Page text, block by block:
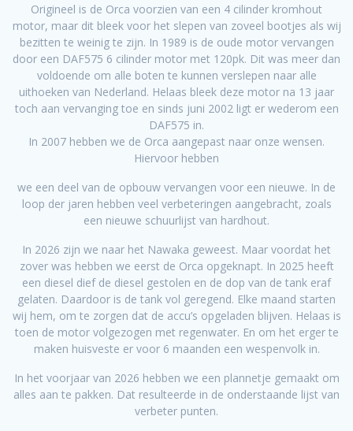
Origineel is de Orca voorzien van een 4 cilinder kromhout
motor, maar dit bleek voor het slepen van zoveel bootjes als wij
bezitten te weinig te zijn. In 1989 is de oude motor vervangen
door een DAF575 6 cilinder motor met 120pk. Dit was meer dan
voldoende om alle boten te kunnen verslepen naar alle
uithoeken van Nederland. Helaas bleek deze motor na 13 jaar
toch aan vervanging toe en sinds juni 2002 ligt er wederom een
DAF575 in.
In 2007 hebben we de Orca aangepast naar onze wensen.
Hiervoor hebben
we een deel van de opbouw vervangen voor een nieuwe. In de
loop der jaren hebben veel verbeteringen aangebracht, zoals
een nieuwe schuurlijst van hardhout.
In 2026 zijn we naar het Nawaka geweest. Maar voordat het
zover was hebben we eerst de Orca opgeknapt. In 2025 heeft
een diesel dief de diesel gestolen en de dop van de tank eraf
gelaten. Daardoor is de tank vol geregend. Elke maand starten
wij hem, om te zorgen dat de accu’s opgeladen blijven. Helaas is
toen de motor volgezogen met regenwater. En om het erger te
maken huisveste er voor 6 maanden een wespenvolk in.
In het voorjaar van 2026 hebben we een plannetje gemaakt om
alles aan te pakken. Dat resulteerde in de onderstaande lijst van
verbeter punten.